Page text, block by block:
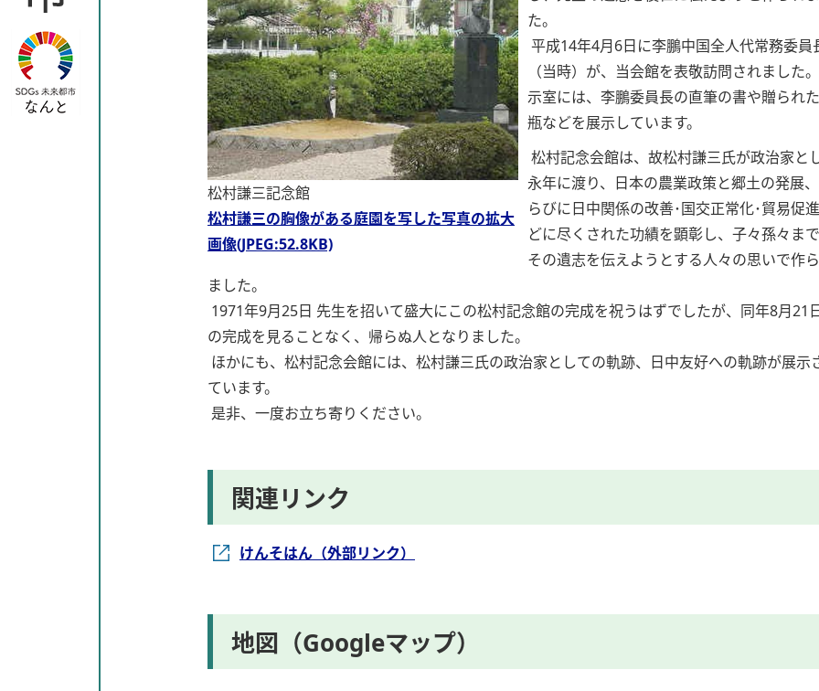
松村謙三記念館
松村謙三の胸像がある庭園を写した写真の拡大
画像(JPEG:52.8KB)
た。
平成14年4月6日に李鵬中国全人代常務委員
（当時）が、当会館を表敬訪問されました
示室には、李鵬委員長の直筆の書や贈られ
瓶などを展示しています。
松村記念会館は、故松村謙三氏が政治家と
永年に渡り、日本の農業政策と郷土の発展
らびに日中関係の改善･国交正常化･貿易促
どに尽くされた功績を顕彰し、子々孫々ま
その遺志を伝えようとする人々の思いで作
ました。
1971年9月25日 先生を招いて盛大にこの松村記念館の完成を祝うはずでしたが、同年8月21
の完成を見ることなく、帰らぬ人となりました。
ほかにも、松村記念会館には、松村謙三氏の政治家としての軌跡、日中友好への軌跡が展示
ています。
是非、一度お立ち寄りください。
関連リンク
けんそはん（外部リンク）
地図（Googleマップ）